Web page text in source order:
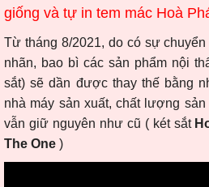
giống và tự in tem mác Hoà
Từ tháng 8/2021, do có sự
nhãn, bao bì các sản phẩm nội
sắt) sẽ dần được thay thế bằng
nhà máy sản xuất, chất lượng
vẫn giữ nguyên như cũ ( két sắt
The One )